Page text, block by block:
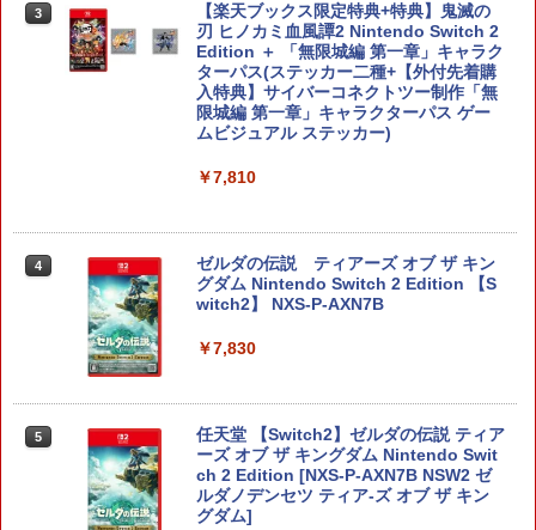
3
【楽天ブックス限定特典+特典】鬼滅の
刃 ヒノカミ血風譚2 Nintendo Switch 2
Edition ＋ 「無限城編 第一章」キャラク
ターパス(ステッカー二種+【外付先着購
入特典】サイバーコネクトツー制作「無
限城編 第一章」キャラクターパス ゲー
ムビジュアル ステッカー)
￥7,810
4
ゼルダの伝説 ティアーズ オブ ザ キン
グダム Nintendo Switch 2 Edition 【S
witch2】 NXS-P-AXN7B
￥7,830
5
任天堂 【Switch2】ゼルダの伝説 ティア
ーズ オブ ザ キングダム Nintendo Swit
ch 2 Edition [NXS-P-AXN7B NSW2 ゼ
ルダノデンセツ ティア-ズ オブ ザ キン
グダム]